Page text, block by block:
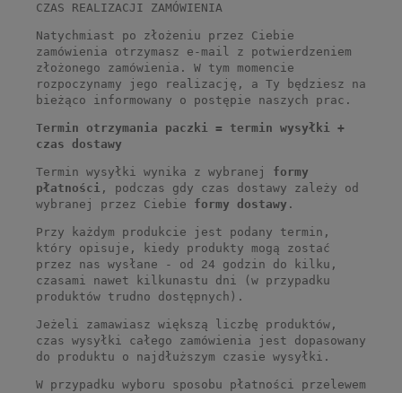
CZAS REALIZACJI ZAMÓWIENIA
Natychmiast po złożeniu przez Ciebie
zamówienia otrzymasz e-mail z potwierdzeniem
złożonego zamówienia. W tym momencie
rozpoczynamy jego realizację, a Ty będziesz na
bieżąco informowany o postępie naszych prac.
Termin otrzymania paczki = termin wysyłki +
czas dostawy
Termin wysyłki wynika z wybranej formy
płatności , podczas gdy czas dostawy zależy od
wybranej przez Ciebie formy dostawy .
Przy każdym produkcie jest podany termin,
który opisuje, kiedy produkty mogą zostać
przez nas wysłane - od 24 godzin do kilku,
czasami nawet kilkunastu dni (w przypadku
produktów trudno dostępnych).
Jeżeli zamawiasz większą liczbę produktów,
czas wysyłki całego zamówienia jest dopasowany
do produktu o najdłuższym czasie wysyłki.
W przypadku wyboru sposobu płatności przelewem